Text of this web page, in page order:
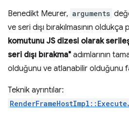
Benedikt Meurer, arguments
ve seri dışı bırakılmasının
komutunu JS dizesi olarak
seri dışı bırakma" adımlarının
olduğunu ve atlanabilir olduğunu
Teknik ayrıntılar: